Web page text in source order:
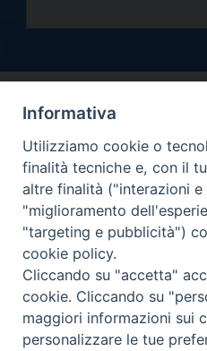
Curia
Via
Centralino tel.
Copyright 2000-2026 -
Informativa
Utilizziamo cookie o
finalità tecniche e, con il
altre finalità ("interazioni
"miglioramento
"targeting e pubblicità")
cookie policy.
Cliccando su "accetta"
cookie. Cliccando su
maggiori informazioni sui
personalizzare le tue